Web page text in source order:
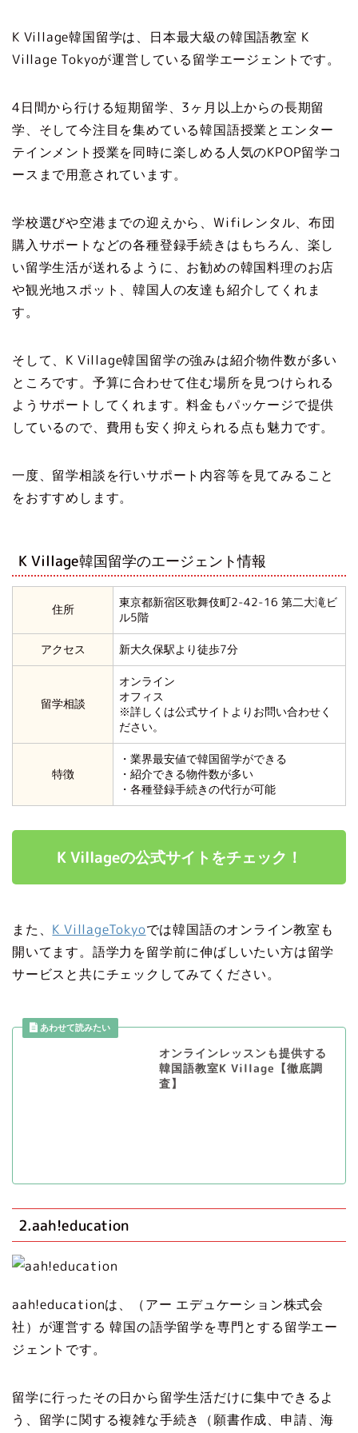
K Village韓国留学は、日本最大級の韓国語教室 K
Village Tokyoが運営している留学エージェントです。
4日間から行ける短期留学、3ヶ月以上からの長期留
学、そして今注目を集めている韓国語授業とエンター
テインメント授業を同時に楽しめる人気のKPOP留学コ
ースまで用意されています。
学校選びや空港までの迎えから、Wifiレンタル、布団
購入サポートなどの各種登録手続きはもちろん、楽し
い留学生活が送れるように、お勧めの韓国料理のお店
や観光地スポット、韓国人の友達も紹介してくれま
す。
そして、K Village韓国留学の強みは紹介物件数が多い
ところです。予算に合わせて住む場所を見つけられる
ようサポートしてくれます。料金もパッケージで提供
しているので、費用も安く抑えられる点も魅力です。
一度、留学相談を行いサポート内容等を見てみること
をおすすめします。
K Village韓国留学のエージェント情報
住所
東京都新宿区歌舞伎町2-42-16 第二大滝ビ
ル5階
アクセス
新大久保駅より徒歩7分
留学相談
オンライン
オフィス
※詳しくは公式サイトよりお問い合わせく
ださい。
特徴
・業界最安値で韓国留学ができる
・紹介できる物件数が多い
・各種登録手続きの代行が可能
K Villageの公式サイトをチェック！
また、 K VillageTokyoでは韓国語のオンライン教室も
開いてます。語学力を留学前に伸ばしいたい方は留学
サービスと共にチェックしてみてください。
オンラインレッスンも提供する
韓国語教室K Village【徹底調
査】
2.aah!education
aah!educationは、（アー エデュケーション株式会
社）が運営する 韓国の語学留学を専門とする留学エー
ジェントです。
留学に行ったその日から留学生活だけに集中できるよ
う、留学に関する複雑な手続き（願書作成、申請、海